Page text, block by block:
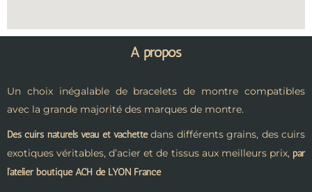
A propos
Un choix inégalable de bracelets de montre compatibles
avec la grande majorité des marques de montre.
Des cuirs naturels veau et vachettedans différents grains, des cuirs
exotiques véritables, d’acier et de tissus aux meilleurs prix, par
l’atelier boutique ACH de LYON France